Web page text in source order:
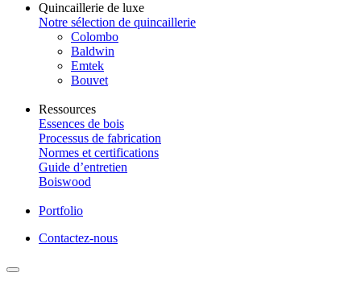
Quincaillerie de luxe
Notre sélection de quincaillerie
Colombo
Baldwin
Emtek
Bouvet
Ressources
Essences de bois
Processus de fabrication
Normes et certifications
Guide d’entretien
Boiswood
Portfolio
Contactez-nous